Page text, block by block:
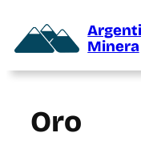
Minera
Oro